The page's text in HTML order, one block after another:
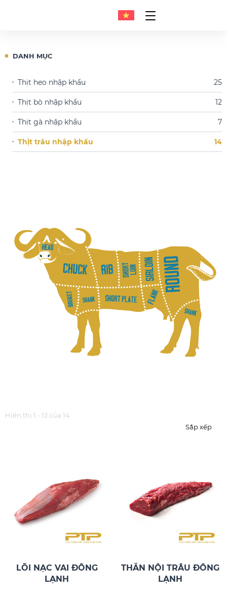
DANH MỤC
Thịt heo nhập khẩu 25
Thịt bò nhập khẩu 12
Thịt gà nhập khẩu 7
Thịt trâu nhập khẩu 14
Hiển thị 1 - 12 của 14
LÕI NẠC VAI ĐÔNG
LẠNH
THĂN NỘI TRÂU ĐÔNG
LẠNH